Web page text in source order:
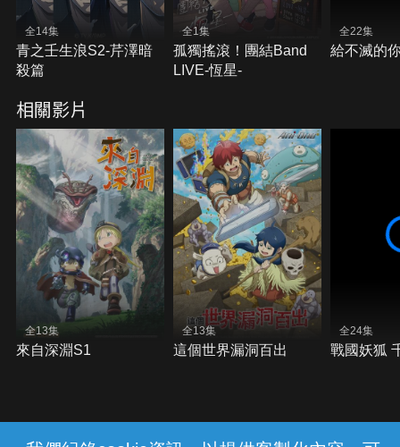
全14集
青之壬生浪S2-芹澤暗
殺篇
全1集
孤獨搖滾！團結Band
LIVE-恆星-
全22集
給不滅的
相關影片
全13集
來自深淵S1
全13集
這個世界漏洞百出
全24集
戰國妖狐